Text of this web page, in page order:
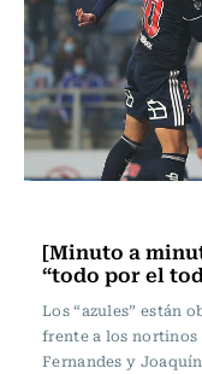
[Minuto a
“todo por el
Los “azules” están
frente a los nortinos
Fernandes y